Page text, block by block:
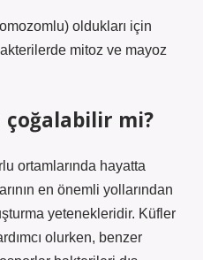
oldukları için
mitoz ve mayoz
mi?
ortamlarında hayatta
en önemli yollarından
yetenekleridir. Küfler
olurken, benzer